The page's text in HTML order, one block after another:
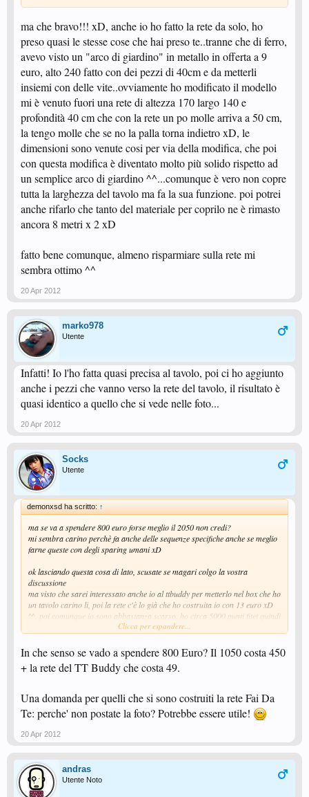
ma che bravo!!! xD, anche io ho fatto la rete da solo, ho
preso quasi le stesse cose che hai preso te..tranne che di ferro,
avevo visto un "arco di giardino" in metallo in offerta a 9
euro, alto 240 fatto con dei pezzi di 40cm e da metterli
insiemi con delle vite..ovviamente ho modificato il modello
mi è venuto fuori una rete di altezza 170 largo 140 e
profondità 40 cm che con la rete un po molle arriva a 50 cm,
la tengo molle che se no la palla torna indietro xD, le
dimensioni sono venute cosi per via della modifica, che poi
con questa modifica è diventato molto più solido rispetto ad
un semplice arco di giardino ^^...comunque è vero non copre
tutta la larghezza del tavolo ma fa la sua funzione. poi potrei
anche rifarlo che tanto del materiale per coprilo ne è rimasto
ancora 8 metri x 2 xD
fatto bene comunque, almeno risparmiare sulla rete mi
sembra ottimo ^^
20 Apr 2012
marko978
Utente
Infatti! Io l'ho fatta quasi precisa al tavolo, poi ci ho aggiunto
anche i pezzi che vanno verso la rete del tavolo, il risultato è
quasi identico a quello che si vede nelle foto...
20 Apr 2012
Socks
Utente
demonxsd ha scritto: ↑
ma se va a spendere 800 euro forse meglio il 2050 non credi?
mi sembra carino perchè fa anche delle sequenze specifiche anche se meglio
farne queste con degli sparing umani xD
ok lasciando questa cosa di lato, scusate se magari colgo la vostra
discussione
ma visto che sarei interessato anche io al ttbuddy per metterlo nel box che ho
un tavolo carino li, poi la rete c'è lo già che ho costruita io con 13 euro xD
^^, poi comunque io sono abbastanza scarso, ho circa 5000 punti fitet quindi
penso che il ttbuddy fa abbastanza per quanto serve a me.
volevo però solo chiedere un cosa, ho capito che il taglio sotto non è il
massimo a quanto hai detto te, la modalità "heavy topspin" che sarebbe una
palla con effetto superiore, quanto realmente "heavy" è?, cioe nel senso se
niente di heavy? ._.
Clicca per espandere...
In che senso se vado a spendere 800 Euro? Il 1050 costa 450
+ la rete del TT Buddy che costa 49.
Una domanda per quelli che si sono costruiti la rete Fai Da
Te: perche' non postate la foto? Potrebbe essere utile!
20 Apr 2012
andras
Utente Noto